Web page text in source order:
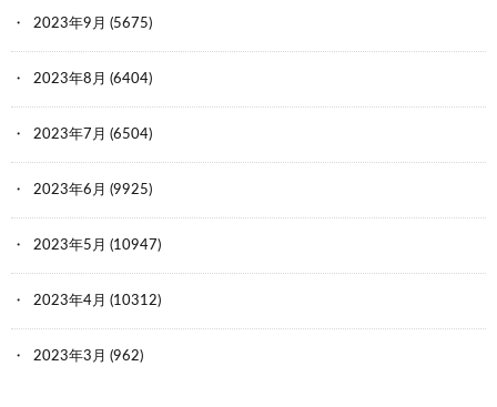
2023年9月 (5675)
2023年8月 (6404)
2023年7月 (6504)
2023年6月 (9925)
2023年5月 (10947)
2023年4月 (10312)
2023年3月 (962)